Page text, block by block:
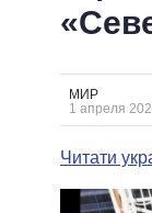
ГЛАВЫ
МЭРЫ
ВСЕ
МИР
1 апреля
Читати